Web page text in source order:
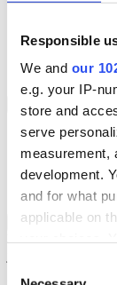
Responsible
We and our
e.g. your IP-
store and
serve
measurement,
development.
and for what
applicable on
the Privacy
Consent
Region
Contact
Back to Menu
Groothandel
Automotive
Verhuur
Field
Back to Branches
Vergroot je